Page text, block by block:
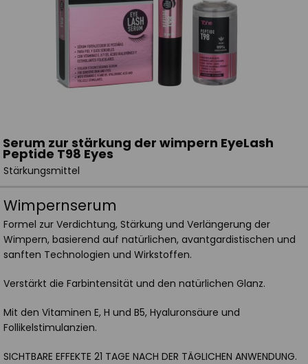
Serum zur stärkung der wimpern EyeLash
Peptide T98 Eyes
Stärkungsmittel
Wimpernserum
Formel zur Verdichtung, Stärkung und Verlängerung der
Wimpern, basierend auf natürlichen, avantgardistischen und
sanften Technologien und Wirkstoffen.
Verstärkt die Farbintensität und den natürlichen Glanz.
Mit den Vitaminen E, H und B5, Hyaluronsäure und
Follikelstimulanzien.
SICHTBARE EFFEKTE 21 TAGE NACH DER TÄGLICHEN ANWENDUNG.